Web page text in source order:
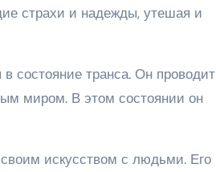
страхи и надежды, утешая и
состояние транса. Он проводит
миром. В этом состоянии он
искусством с людьми. Его